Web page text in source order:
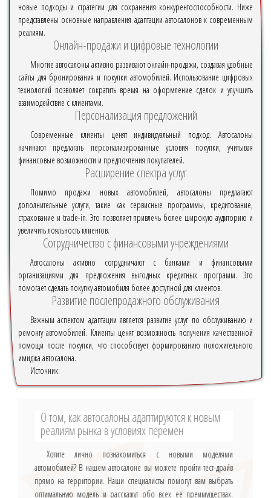
новые подходы и стратегии для сохранения конкурентоспособности. Ниже
представлены основные направления адаптации автосалонов к современным
реалиям.
Онлайн-продажи и цифровые технологии
Многие автосалоны активно развивают онлайн-продажи, создавая удобные
сайты для бронирования и покупки автомобилей. Использование цифровых
технологий позволяет сократить время на оформление сделок и улучшить
взаимодействие с клиентами.
Персонализация предложений
Современные клиенты ценят индивидуальный подход. Автосалоны
начинают предлагать персонализированные условия покупки, учитывая
финансовые возможности и предпочтения покупателей.
Расширение спектра услуг
Помимо продажи новых автомобилей, автосалоны предлагают
дополнительные услуги, такие как сервисные программы, кредитование,
страхование и trade-in. Это позволяет привлечь более широкую аудиторию и
увеличить лояльность клиентов.
Сотрудничество с финансовыми учреждениями
Автосалоны активно сотрудничают с банками и финансовыми
организациями для предложения выгодных кредитных программ. Это
помогает сделать покупку автомобиля более доступной для клиентов.
Развитие послепродажного обслуживания
Важным аспектом адаптации является развитие услуг по обслуживанию и
ремонту автомобилей. Клиенты ценят возможность получения качественной
помощи после покупки, что способствует формированию положительного
имиджа автосалона.
Источник:
О том, как автосалоны адаптируются к новым
реалиям рынка в условиях перемен
Хотите лично познакомиться с новыми моделями
автомобилей? В нашем автосалоне вы можете пройти тест-драйв
прямо на территории. Наши специалисты помогут вам выбрать
оптимальную модель и расскажут обо всех её преимуществах.